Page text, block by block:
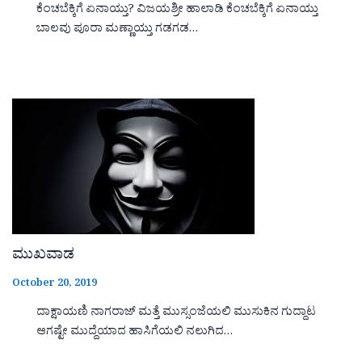
ಕೆಂಚಬೆಕ್ಕಿಗೆ ಏನಾಯ್ತು? ವಿಜಯಶ್ರೀ ಹಾಲಾಡಿ ಕೆಂಚಬೆಕ್ಕಿಗೆ ಏನಾಯ್ತು
ಬಾಲವು ಪೂರಾ ಮಣ್ಣಾಯ್ತು ಗಡಗಡ…
ಮುಖವಾಡ
October 20, 2019
ದಾಕ್ಷಾಯಣಿ ನಾಗರಾಜ್ ಮತ್ತೆ ಮುಸ್ಸಂಜೆಯಲಿ ಮುಸುಕಿನ ಗುದ್ದಾಟ
ಆಗಷ್ಟೇ ಮುದ್ದೆಯಾದ ಹಾಸಿಗೆಯಲಿ ನಲುಗಿದ…